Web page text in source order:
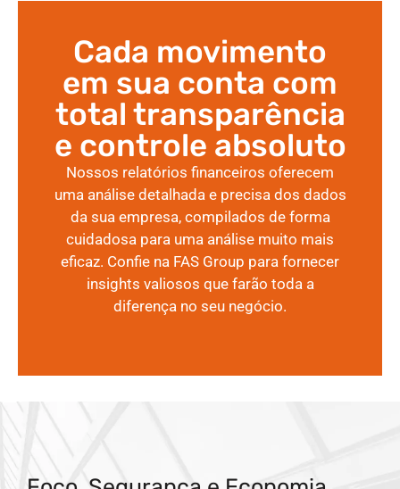
Cada movimento
em sua conta com
total transparência
e controle absoluto
Nossos relatórios financeiros oferecem
uma análise detalhada e precisa dos dados
da sua empresa, compilados de forma
cuidadosa para uma análise muito mais
eficaz. Confie na FAS Group para fornecer
insights valiosos que farão toda a
diferença no seu negócio.